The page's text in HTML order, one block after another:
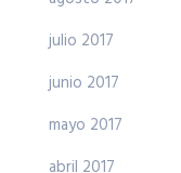
julio 2017
junio 2017
mayo 2017